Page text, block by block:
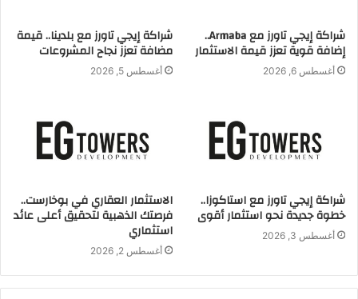
a
c
b
o
k
a
st
d
o
m
ai
h
ar
إبراهيم عبد الدايم القطاع العقاري
برنامج البوصلة شركة HMD للتطوير العقاري
عبد الله أنور
شراكة إيجي تاورز مع Armaba..
إضافة قوية تعزز قيمة الاستثمار
أغسطس 6, 2026
شراكة إيجي تاورز مع بلدينا.. قيمة
مضافة تعزز نجاح المشروعات
أغسطس 5, 2026
شراكة إيجي تاورز مع استاكوزا..
خطوة جديدة نحو استثمار أقوى
أغسطس 3, 2026
الاستثمار العقاري في بوخارست..
فرصتك الذهبية لتحقيق أعلى عائد
استثماري
أغسطس 2, 2026